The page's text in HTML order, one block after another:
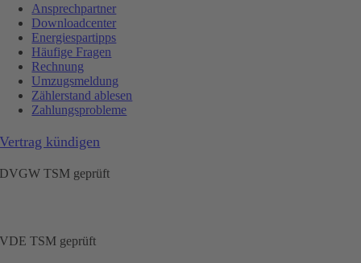
Ansprechpartner
Downloadcenter
Energiespartipps
Häufige Fragen
Rechnung
Umzugsmeldung
Zählerstand ablesen
Zahlungsprobleme
Vertrag kündigen
DVGW TSM geprüft
VDE TSM geprüft